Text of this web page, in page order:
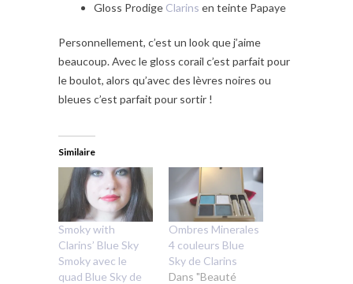
Gloss Prodige Clarins en teinte Papaye
Personnellement, c’est un look que j’aime
beaucoup. Avec le gloss corail c’est parfait pour
le boulot, alors qu’avec des lèvres noires ou
bleues c’est parfait pour sortir !
Similaire
Smoky with
Clarins’ Blue Sky
Smoky avec le
quad Blue Sky de
Ombres Minerales
4 couleurs Blue
Sky de Clarins
Dans "Beauté